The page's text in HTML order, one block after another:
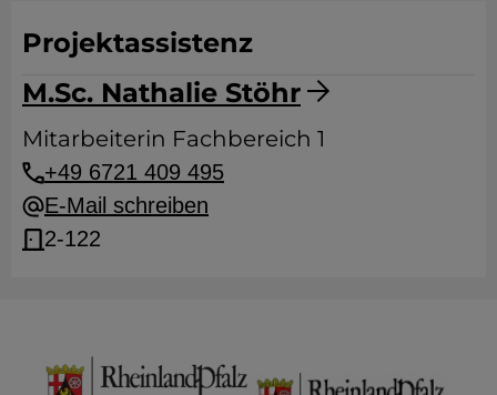
M.Sc. Nathalie Stöhr
Projektassistenz
Mitarbeiterin Fachbereich 1
+49 6721 409 495
E-Mail schreiben
2-122